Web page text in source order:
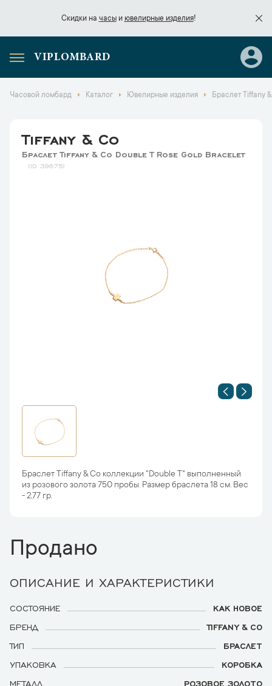
Скидки на часыи ювелирные изделия!
Скидки начасы
VIPLOMBARD
Часовой ломбард Каталог Ювелирные изделия Браслет Tiffany
Tiffany & Co
Браслет Tiffany & Co Double T Rose Gold Bracelet
39675
Браслет Tiffany & Co коллекции "Double T" выполненный
из розового золота 750 пробы. Размер браслета 18 см. Вес
- 2,77 гр.
Продано
ОПИСАНИЕ И ХАРАКТЕРИСТИКИ
СОСТОЯНИЕ
КАК НОВОЕ
БРЕНД
TIFFANY & CO
ТИП
БРАСЛЕТ
УПАКОВКА
КОРОБКА
МЕТАЛЛ
РОЗОВОЕ ЗОЛОТО